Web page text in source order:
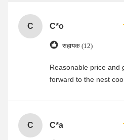
C C*o
सहायक (12)
Reasonable price and
forward to the nest
C C*a